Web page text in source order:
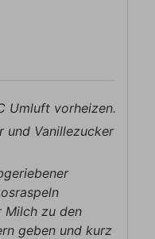
Umluft vorheizen.
und Vanillezucker
Milch zu den
geben und kurz